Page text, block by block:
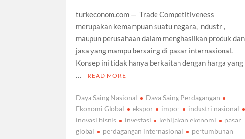
turkeconom.com — Trade Competitiveness
merupakan kemampuan suatu negara, industri,
maupun perusahaan dalam menghasilkan produk dan
jasa yang mampu bersaing di pasar internasional.
Konsep ini tidak hanya berkaitan dengan harga yang
…
READ MORE
Daya Saing Nasional
Daya Saing Perdagangan
Ekonomi Global
ekspor impor
industri nasional
inovasi bisnis
investasi kebijakan ekonomi
pasar
global
perdagangan internasional
pertumbuhan